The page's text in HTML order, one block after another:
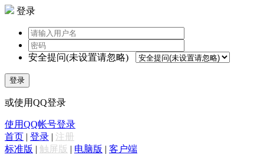
登录
安全提问(未设置请忽略)
登录
或使用QQ登录
使用QQ帐号登录
首页 | 登录 | 注册
标准版 | 触屏版 | 电脑版 | 客户端